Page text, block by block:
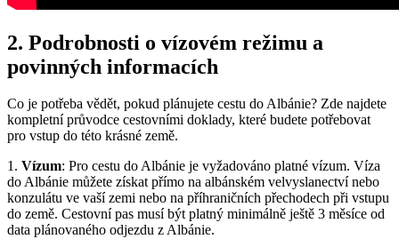
2. Podrobnosti o vízovém režimu a
povinných informacích
Co je potřeba vědět, ⁤pokud plánujete cestu do Albánie? Zde najdete
kompletní průvodce cestovními doklady, které budete potřebovat
pro vstup do této krásné země.
1. Vízum: Pro​ cestu⁣ do ⁤Albánie je vyžadováno platné vízum. Víza
do Albánie můžete získat přímo na albánském velvyslanectví nebo
konzulátu ve ⁢vaší zemi nebo na příhraničních přechodech při vstupu
do ⁤země. Cestovní pas musí ‌být ​platný minimálně ještě 3 měsíce od
data​ plánovaného odjezdu z Albánie.